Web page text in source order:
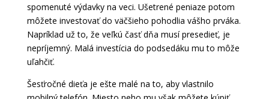
spomenuté výdavky na veci. Ušetrené peniaze potom
môžete investovať do väčšieho pohodlia vášho prváka.
Napríklad už to, že veľkú časť dňa musí presedieť, je
nepríjemný. Malá investícia do podsedáku mu to môže
uľahčiť.
Šesťročné dieťa je ešte malé na to, aby vlastnilo